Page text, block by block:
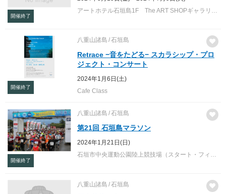
開催終了
アートホテル石垣島1F The ART SHOPギャラリーゾーン
開催終了
八重山諸島 石垣島
Retrace −音をたどる− スカラシップ・プロ
ジェクト・コンサート
2024年1月6日(土)
Cafe Class
開催終了
八重山諸島 石垣島
第21回 石垣島マラソン
2024年1月21日(日)
石垣市中央運動公園陸上競技場（スタート・フィニッシュ）
八重山諸島 石垣島